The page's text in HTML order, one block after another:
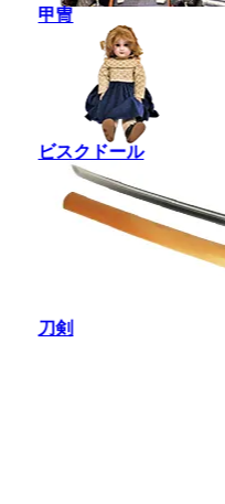
甲冑
ビスクドール
刀剣